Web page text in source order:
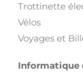
Trottinette
Vélos
Voyages et
Informatique